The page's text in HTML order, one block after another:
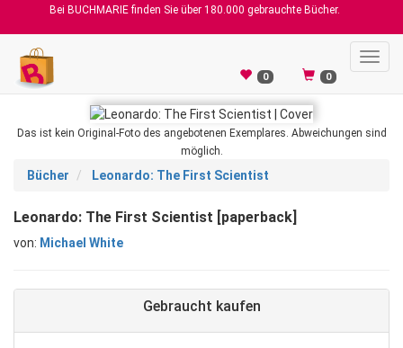
Bei BUCHMARIE finden Sie über 180.000 gebrauchte Bücher.
0 0
Das ist kein Original-Foto des angebotenen Exemplares. Abweichungen sind
möglich.
Bücher Leonardo: The First Scientist
Leonardo: The First Scientist [paperback]
von: Michael White
Gebraucht kaufen